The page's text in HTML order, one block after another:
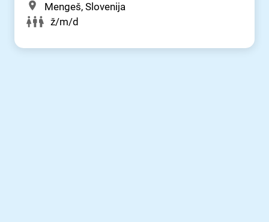
Mengeš, Slovenija
ž/m/d